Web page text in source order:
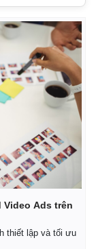
Ads trên
thiết lập và tối ưu